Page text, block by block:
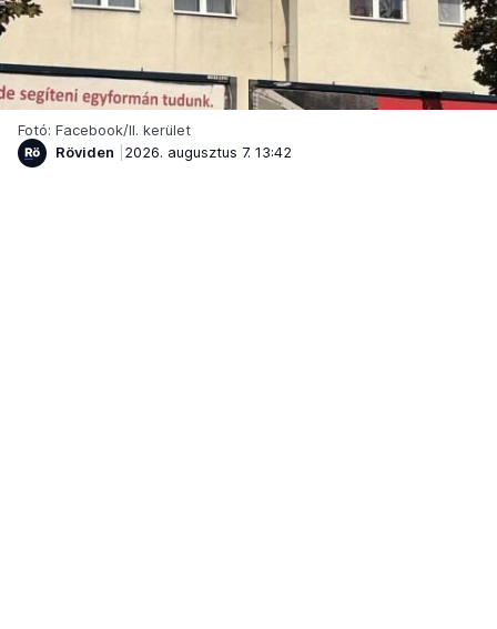
Fotó: Facebook/II. kerület
Röviden
2026. augusztus 7. 13:42